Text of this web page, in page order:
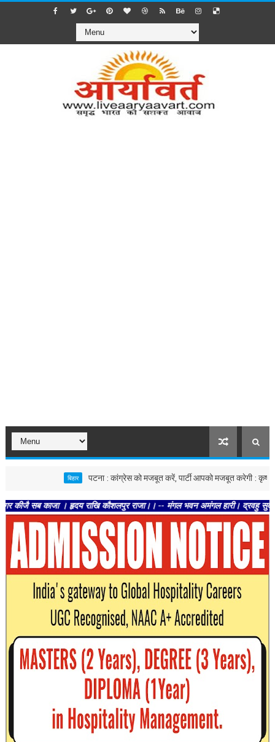
पटना : कांग्रेस को मजबूत करें, पार्टी आपको मजबूत करेगी : कृष्णा
सब काजा । हृदय राखि कौशलपुर राजा।। -- मंगल भवन अमंगल हारी। द्रवहु सुदसरथ